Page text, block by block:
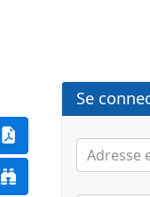
Se
Adresse